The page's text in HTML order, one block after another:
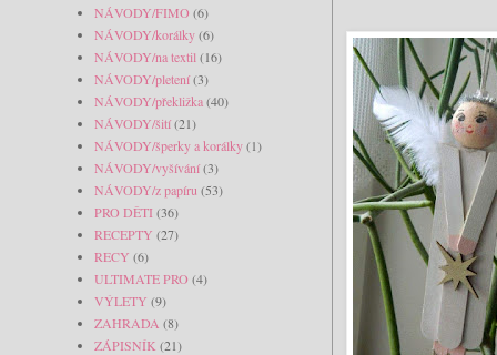
NÁVODY/FIMO (6)
NÁVODY/korálky(6)
NÁVODY/na textil (16)
NÁVODY/pletení(3)
NÁVODY/překližka(40)
NÁVODY/šití(21)
NÁVODY/šperky a korálky(1)
NÁVODY/vyšívání(3)
NÁVODY/z papíru (53)
PRO DĚTI(36)
RECEPTY (27)
RECY (6)
ULTIMATE PRO (4)
VÝLETY (9)
ZAHRADA (8)
ZÁPISNÍK (21)